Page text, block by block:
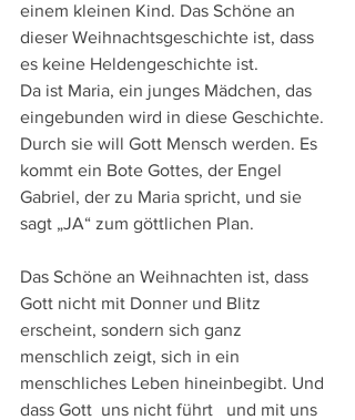
einem kleinen Kind. Das Schöne an
dieser Weihnachtsgeschichte ist, dass
es keine Heldengeschichte ist.
Da ist Maria, ein junges Mädchen, das
eingebunden wird in diese Geschichte.
Durch sie will Gott Mensch werden. Es
kommt ein Bote Gottes, der Engel
Gabriel, der zu Maria spricht, und sie
sagt „JA“ zum göttlichen Plan.
Das Schöne an Weihnachten ist, dass
Gott nicht mit Donner und Blitz
erscheint, sondern sich ganz
menschlich zeigt, sich in ein
menschliches Leben hineinbegibt. Und
dass Gott  uns nicht führt   und mit uns